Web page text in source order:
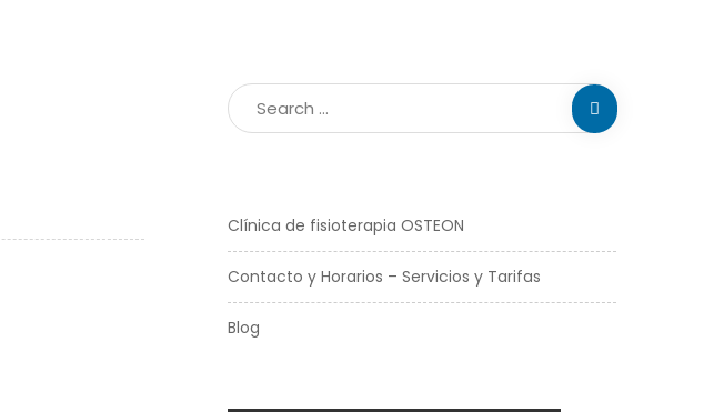
Clínica de fisioterapia OSTEON
Contacto y Horarios – Servicios y Tarifas
Blog